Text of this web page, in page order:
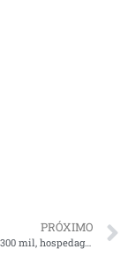
PRÓXIMO
Mesada de R$ 300 mil, hospedagens em Nova York e contas de restaurantes: PF lista vantagens indevidas de Vorcaro para o senador Ciro Nogueira